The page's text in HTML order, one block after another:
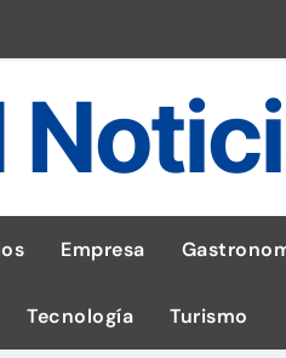
y gana una jugada gratis
Empresa
Tecnología Turismo